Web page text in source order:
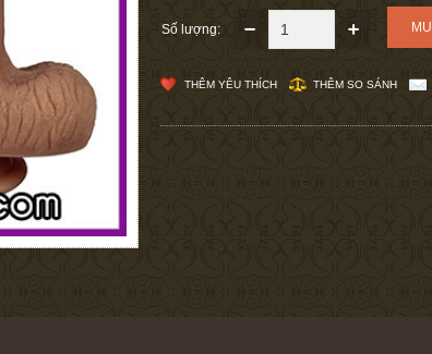
Số lượng:
THÊM YÊU THÍCH THÊM SO SÁNH